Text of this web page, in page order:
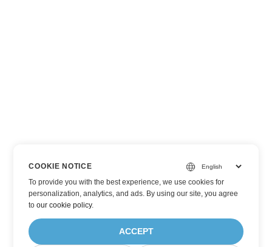
COOKIE NOTICE
To provide you with the best experience, we use cookies for
personalization, analytics, and ads. By using our site, you agree
toour cookie policy.
ACCEPT